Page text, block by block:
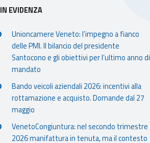
Sidebar
IN EVIDENZA
Unioncamere Veneto: l’impegno a fianco
delle PMI. Il bilancio del presidente
Santocono e gli obiettivi per l’ultimo anno di
mandato
Bando veicoli aziendali 2026: incentivi alla
rottamazione e acquisto. Domande dal 27
maggio
VenetoCongiuntura: nel secondo trimestre
2026 manifattura in tenuta, ma il contesto